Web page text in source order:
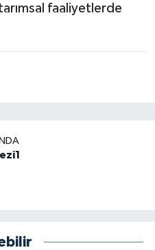
faaliyetlerde